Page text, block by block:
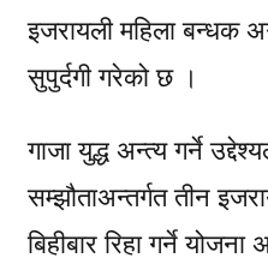
इजरायली महिला बन्धक
सुपुर्दगी गरेको छ ।
गाजा युद्ध अन्त्य गर्ने
सम्झौताअन्तर्गत तीन
बिहीबार रिहा गर्ने